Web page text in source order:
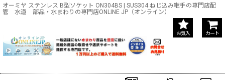
オーミヤ ステンレス B型ソケット ON304BS | SUS304 ねじ込み継手の専門店配
管 水道 部品・水まわりの専門店ONLINE JP（オンライン）
お気入 カート